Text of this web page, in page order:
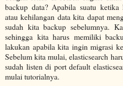
backup data? Apabila suatu
atau kehilangan data kita dapat
sudah kita backup sebelumnya.
sehingga kita harus memiliki
lakukan apabila kita ingin migrasi
Sebelum kita mulai, elasticsearch
sudah listen di port default
mulai tutorialnya.